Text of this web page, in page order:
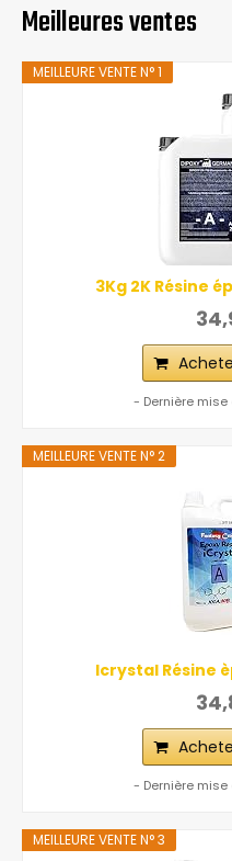
Meilleures ventes
MEILLEURE VENTE N° 1
3Kg 2K Résine
- Dernière
MEILLEURE VENTE N° 2
Icrystal Résine
- Dernière
MEILLEURE VENTE N° 3